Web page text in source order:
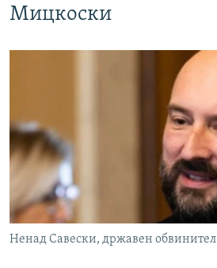
Мицкоски
Ненад Савески, државен обвинител